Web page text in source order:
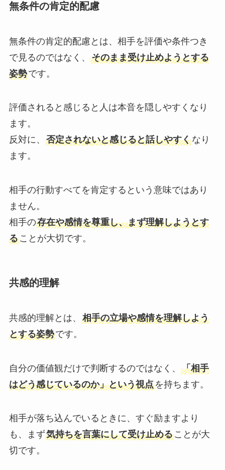
無条件の肯定的配慮
無条件の肯定的配慮とは、相手を評価や条件つき
で見るのではなく、 そのまま受け止めようとする
姿勢です。
評価されると感じると人は本音を隠しやすくなり
ます。
反対に、 否定されないと感じると話しやすくなり
ます。
相手の行動すべてを肯定するという意味ではあり
ません。
相手の存在や感情を尊重し、まず理解しようとす
ることが大切です。
共感的理解
共感的理解とは、 相手の立場や感情を理解しよう
とする姿勢です。
自分の価値観だけで判断するのではなく、 「相手
はどう感じているのか」という視点を持ちます。
相手が落ち込んでいるときに、すぐ励ますより
も、まず気持ちを言葉にして受け止めることが大
切です。